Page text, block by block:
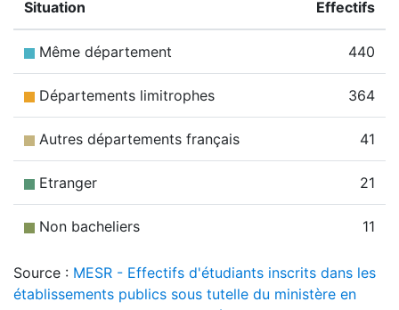
Situation Effectifs
Même département 440
Départements limitrophes 364
Autres départements français 41
Etranger 21
Non bacheliers 11
Source : MESR - Effectifs d'étudiants inscrits dans les
établissements publics sous tutelle du ministère en